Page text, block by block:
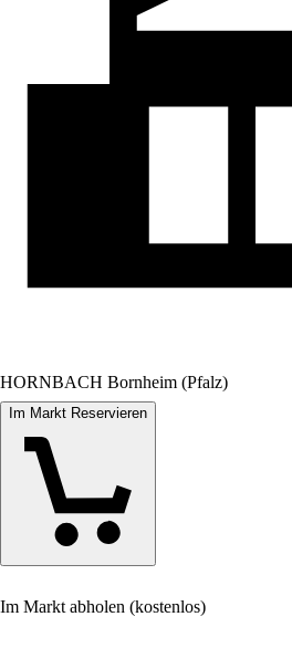
HORNBACH Bornheim (Pfalz)
Im Markt Reservieren
Im Markt abholen (kostenlos)